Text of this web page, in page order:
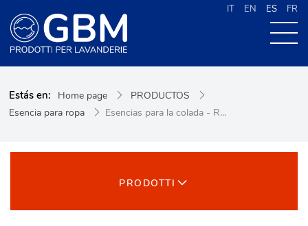
IT EN ES FR
PRODUCTOS
CONTACTOS
Estás en: Home page
PRODUCTOS
Esencia para ropa
Esencias para la colada - R...
PRODOTTI